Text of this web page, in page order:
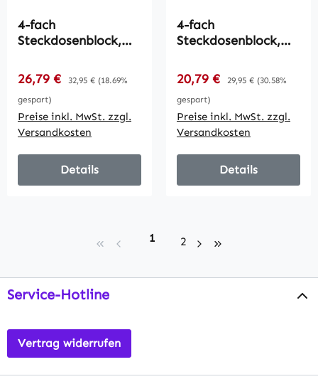
4-fach
Steckdosenblock,
250V~/ 16A, USB
3,1A, PD, mit
Klappen
Verkaufspreis:
26,79 € Regulärer Preis:
32,95 € (18.69%
gespart)
Preise inkl. MwSt. zzgl.
Versandkosten
Details
4-fach
Steckdosenblock,
250V~/ 16A,
Aufbaumontage,
USB 3,1A, PD
Verkaufspreis:
20,79 € Regulärer Preis:
29,95 € (30.58%
gespart)
Preise inkl. MwSt. zzgl.
Versandkosten
Details
Seite
1 Seite
2
Service-Hotline
Vertrag widerrufen